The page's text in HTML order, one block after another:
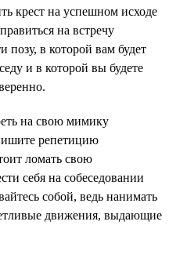
крест на успешном исходе
на встречу
позу, в которой вам будет
и в которой вы будете
на свою мимику
репетицию
ломать свою
себя на собеседовании
собой, ведь нанимать
движения, выдающие